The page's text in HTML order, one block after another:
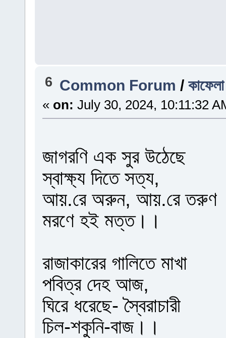
6 Common Forum /
« on: July 30, 2024, 10:11:32
জাগরণি এক সুর উঠেছে
স্বাক্ষ্য দিতে সত্য,
আয়.রে অরুন, আয়.রে তরুণ
মরণে হই মত্ত।।
রাজাকারের গালিতে মাখা
পবিত্র দেহ আজ,
ঘিরে ধরেছে- স্বৈরাচারী
চিল-শকুনি-বাজ।।